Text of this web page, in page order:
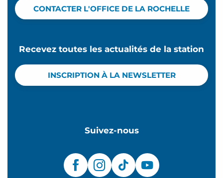
CONTACTER L'OFFICE DE LA ROCHELLE
Recevez toutes les actualités de la station
INSCRIPTION À LA NEWSLETTER
Suivez-nous